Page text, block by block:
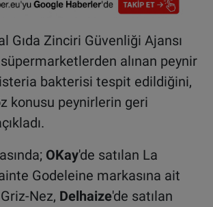
Gıda Zinciri Güvenliği Ajansı
alınan peynir
bakterisi tespit edildiğini,
konusu peynirlerin geri
OKay'de satılan La
Godeleine markasına ait
Nez, Delhaize'de satılan